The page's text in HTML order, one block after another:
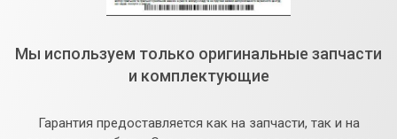
Мы используем только оригинальные запчасти
и комплектующие
Гарантия предоставляется как на запчасти, так и на